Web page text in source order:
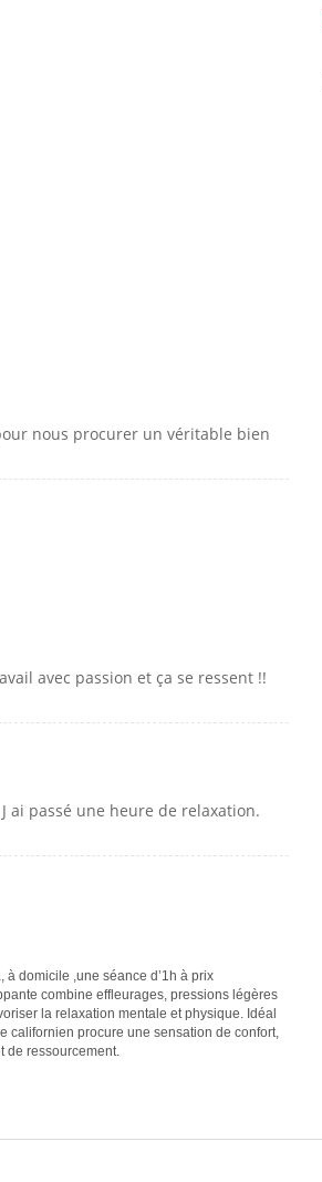
nous procurer un véritable bien
avec passion et ça se ressent !!
ai passé une heure de relaxation.
domicile ,une séance d’1h à prix
combine effleurages, pressions légères
la relaxation mentale et physique. Idéal
californien procure une sensation de confort,
de ressourcement.